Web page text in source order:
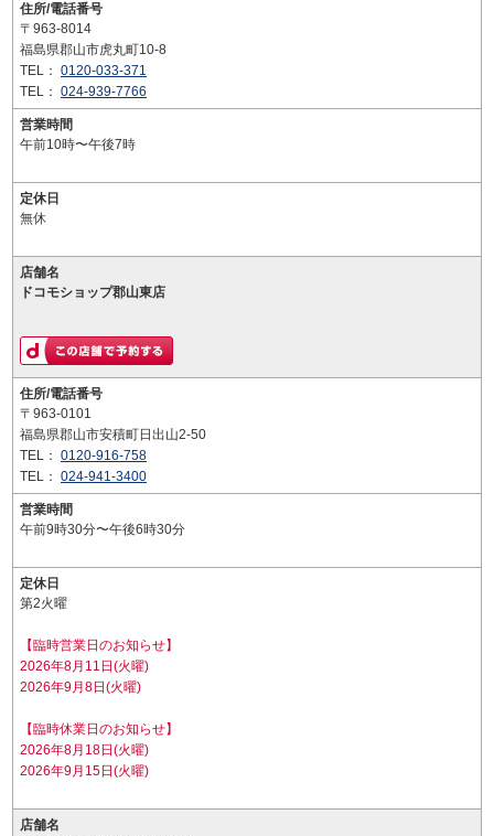
住所/電話番号
〒963-8014
福島県郡山市虎丸町10-8
TEL： 0120-033-371
TEL： 024-939-7766
営業時間
午前10時〜午後7時
定休日
無休
店舗名
ドコモショップ郡山東店
住所/電話番号
〒963-0101
福島県郡山市安積町日出山2-50
TEL： 0120-916-758
TEL： 024-941-3400
営業時間
午前9時30分〜午後6時30分
定休日
第2火曜
【臨時営業日のお知らせ】
2026年8月11日(火曜)
2026年9月8日(火曜)
【臨時休業日のお知らせ】
2026年8月18日(火曜)
2026年9月15日(火曜)
店舗名